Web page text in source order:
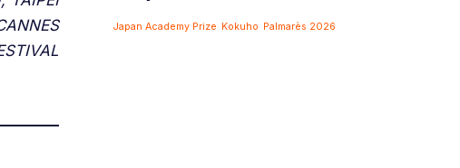
Japan Academy Prize Kokuho Palmarès 2026